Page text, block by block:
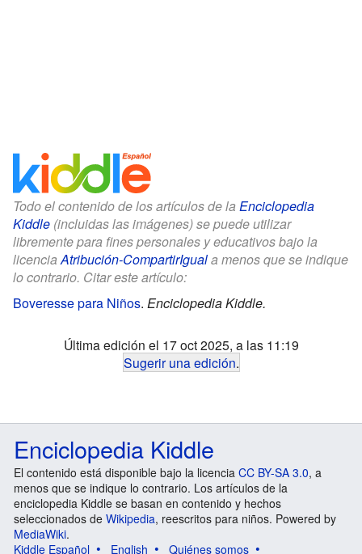
Todo el contenido de los artículos de la Enciclopedia
Kiddle (incluidas las imágenes) se puede utilizar
libremente para fines personales y educativos bajo la
licenciaAtribución-CompartirIguala menos que se indique
lo contrario. Citar este artículo:
Boveresse para Niños. Enciclopedia Kiddle.
Última edición el 17 oct 2025, a las 11:19
Sugerir una edición.
Enciclopedia Kiddle
El contenido está disponible bajo la licencia CC BY-SA 3.0, a
menos que se indique lo contrario. Los artículos de la
enciclopedia Kiddle se basan en contenido y hechos
seleccionados de Wikipedia, reescritos para niños. Powered by
MediaWiki.
Kiddle Español
English Quiénes somos